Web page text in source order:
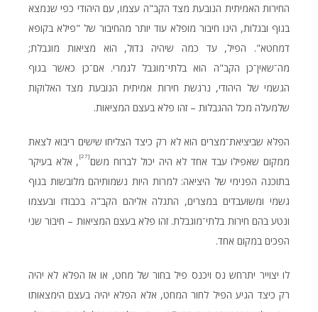
החירות האמיתית הנובעת מצד הקב"ה עצמו, עם היהודי כפי שנמצא
בגוף ובגלות, הינו חיבור מופלא עוד יותר מהחיבור של "פילא בקופא
דמחטא". הפיל, עד כמה שיהיה גדול, הוא מציאות מוגבלת;
מה־שאין־כן הקב"ה הוא בלתי־מוגבל לגמרי. אם־כן כאשר בגוף
הגשמי של היהודי, נרגשת חירות אמיתית הנובעת מצד האלוקות
שלמעלה מכל ההגבלות – זהו פלא בעצם המציאות.
הפלא שביציאת־מצרים הוא לא רק כיצד הצליחו שישים ריבוא לצאת
ממקום שאפילו עבד אחד לא היה יכול לברוח משם[27]
, אלא בעיקר
בתוכנה הפנימי של היציאה: למרות היות נשמותיהם מלובשות בגוף
גשמי ומשועבדים במצרים, התגלה אליהם הקב"ה בכבודו ובעצמו
ונטע בהם חירות בלתי־מוגבלת. זהו פלא בעצם המציאות – חיבור שני
הפכים במקום אחד.
לו יצוייר יתרחש נס ויכנס פיל בחור של מחט, או אז הפלא לא יהיה
רק כיצד הגיע הפיל לחור המחט, אלא הפלא יהיה בעצם הימצאותו